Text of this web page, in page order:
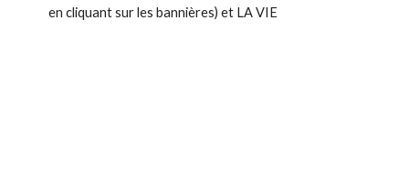
en cliquant sur les bannières) et LA VIE